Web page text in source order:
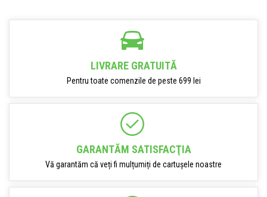
LIVRARE GRATUITĂ
Pentru toate comenzile de peste 699 lei
GARANTĂM SATISFACŢIA
Vă garantăm că veți fi mulțumiți de cartușele noastre